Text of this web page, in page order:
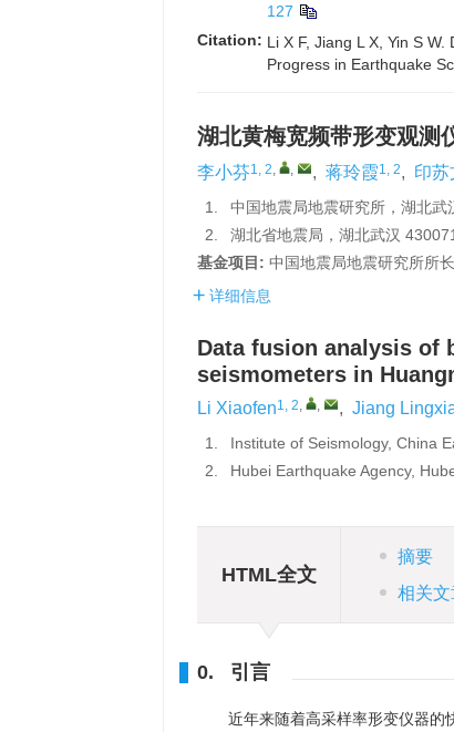
127
Citation: Li X F, Jiang L X, Yin S
Progress in Earthquake
湖北黄梅宽频带形变观测
李小芬1, 2, , , 蒋玲霞1, 2, 印苏
1.
中国地震局地震研究所，湖北武
2.
湖北省地震局，湖北武汉 430071
基金项目: 中国地震局地震研究所所
详细信息
Data fusion analysis of
seismometers in
Li Xiaofen1, 2, , , Jiang
1.
Institute of Seismology, China
2.
Hubei Earthquake Agency,
HTML全文
摘要
相关文
0. 引言
近年来随着高采样率形变仪器的